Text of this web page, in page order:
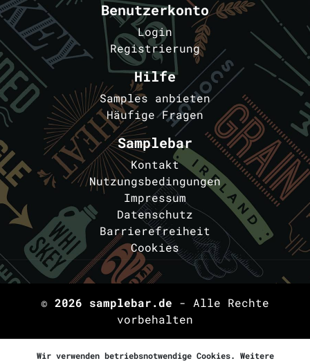
Benutzerkonto
Login
Registrierung
Hilfe
Samples anbieten
Häufige Fragen
Samplebar
Kontakt
Nutzungsbedingungen
Impressum
Datenschutz
Barrierefreiheit
Cookies
© 2026 samplebar.de - Alle Rechte
vorbehalten
Wir verwenden betriebsnotwendige Cookies. Weitere